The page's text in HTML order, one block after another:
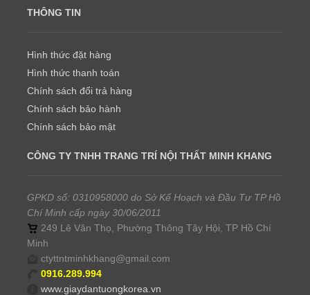
THÔNG TIN
Hình thức đặt hàng
Hình thức thanh toán
Chính sách đổi trả hàng
Chính sách bảo hành
Chính sách bảo mật
CÔNG TY TNHH TRANG TRÍ NỘI THẤT MINH KHANG
GPKD số: 0310958000 do Sở Kế Hoạch và Đầu Tư TP Hồ
Chí Minh cấp ngày 30/06/2011
249 Lê Văn Thọ, Phường Thông Tây Hội, TP Hồ Chí
Minh
ctyttntminhkhang@gmail.com
0916.289.994
www.giaydantuongkorea.vn